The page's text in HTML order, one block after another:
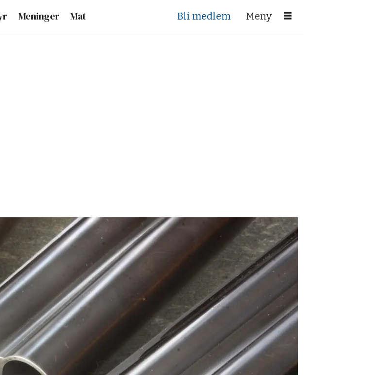
Meninger Mat Bli medlem